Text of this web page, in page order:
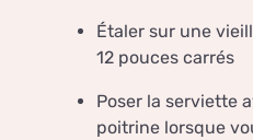
Étaler sur une
12 pouces carrés
Poser la serviette
poitrine lorsque